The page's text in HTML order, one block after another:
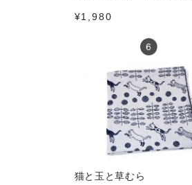
¥1,980
猫と玉と草むら